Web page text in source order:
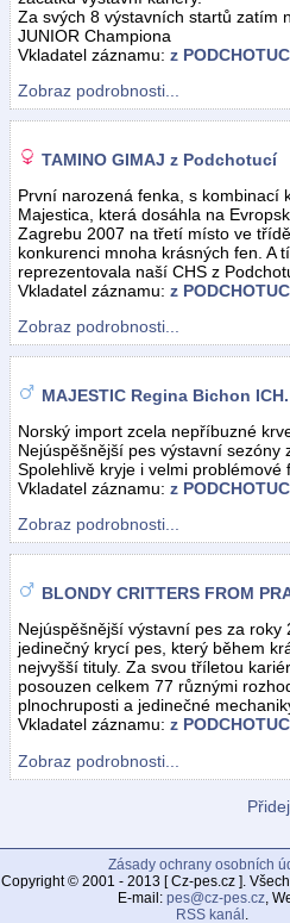
Za svých 8 výstavních startů zatím
JUNIOR Championa
Vkladatel záznamu: z
Zobraz podrobnosti...
TAMINO GIMAJ z Podchotucí
První narozená fenka, s kombinací
Majestica, která dosáhla na
Zagrebu 2007 na třetí místo ve
konkurenci mnoha krásných fen. A
reprezentovala naší CHS z
Vkladatel záznamu: z
Zobraz podrobnosti...
MAJESTIC Regina Bichon ICH.
Norský import zcela nepříbuzné
Nejúspěšnější pes výstavní sezóny
Spolehlivě kryje i velmi problémové
Vkladatel záznamu: z
Zobraz podrobnosti...
BLONDY CRITTERS FROM
Nejúspěšnější výstavní pes za roky
jedinečný krycí pes, který během
nejvyšší tituly. Za svou tříletou
posouzen celkem 77 různými
plnochruposti a jedinečné
Vkladatel záznamu: z
Zobraz podrobnosti...
Zásady ochrany osobních
Copyright © 2001 - 2013 [ Cz-pes.cz ].
E-mail: pes@cz-pes.cz,
RSS kanál .